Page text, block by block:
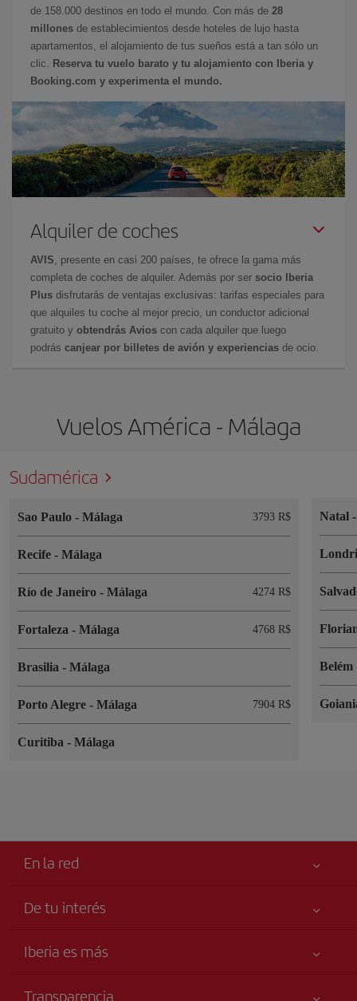
de 158.000 destinos en todo el mundo. Con más de 28
millones de establecimientos desde hoteles de lujo hasta
apartamentos, el alojamiento de tus sueños está a tan sólo un
clic.
Reserva tu vuelo barato y tu alojamiento con Iberia y
Booking.com y experimenta el mundo.
Alquiler de coches
AVIS , presente en casi 200 países, te ofrece la gama más
completa de coches de alquiler. Además por ser socio Iberia
Plus disfrutarás de ventajas exclusivas: tarifas especiales para
que alquiles tu coche al mejor precio, un conductor adicional
gratuito y obtendrás Avios con cada alquiler que luego
podrás canjear por billetes de avión y experiencias de ocio.
Vuelos América - Málaga
Sudamérica
Sao Paulo - Málaga 3793 R$
Recife - Málaga
Río de Janeiro - Málaga 4274 R$
Fortaleza - Málaga 4768 R$
Brasilia - Málaga
Porto Alegre - Málaga 7904 R$
Curitiba - Málaga
Natal
Belém
En la red
De tu interés
Accesibilidad
Iberia es más
Transparencia